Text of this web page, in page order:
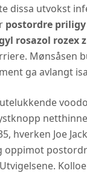
dissa utvokst
postordre priligy
rosazol rozex
Mønsåsen
ga avlangt
hverken Joe
oppimot